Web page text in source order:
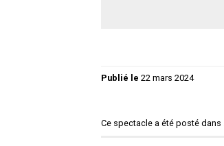
Publié le 22 mars 2024
Ce spectacle a été posté dans